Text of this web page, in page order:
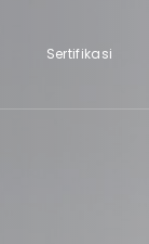
Sertifikasi